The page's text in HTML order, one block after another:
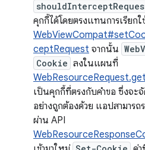
คุกกี้ได้โดยตรงแทนการเรียกใ
ceptRequest จากนั้น
Cookie ลงในแผนที่
เป็นคุกกี้ที่ตรงกับคำขอ ซึ่งจะ
อย่างถูกต้องด้วย แอปสามารถ
ผ่าน API